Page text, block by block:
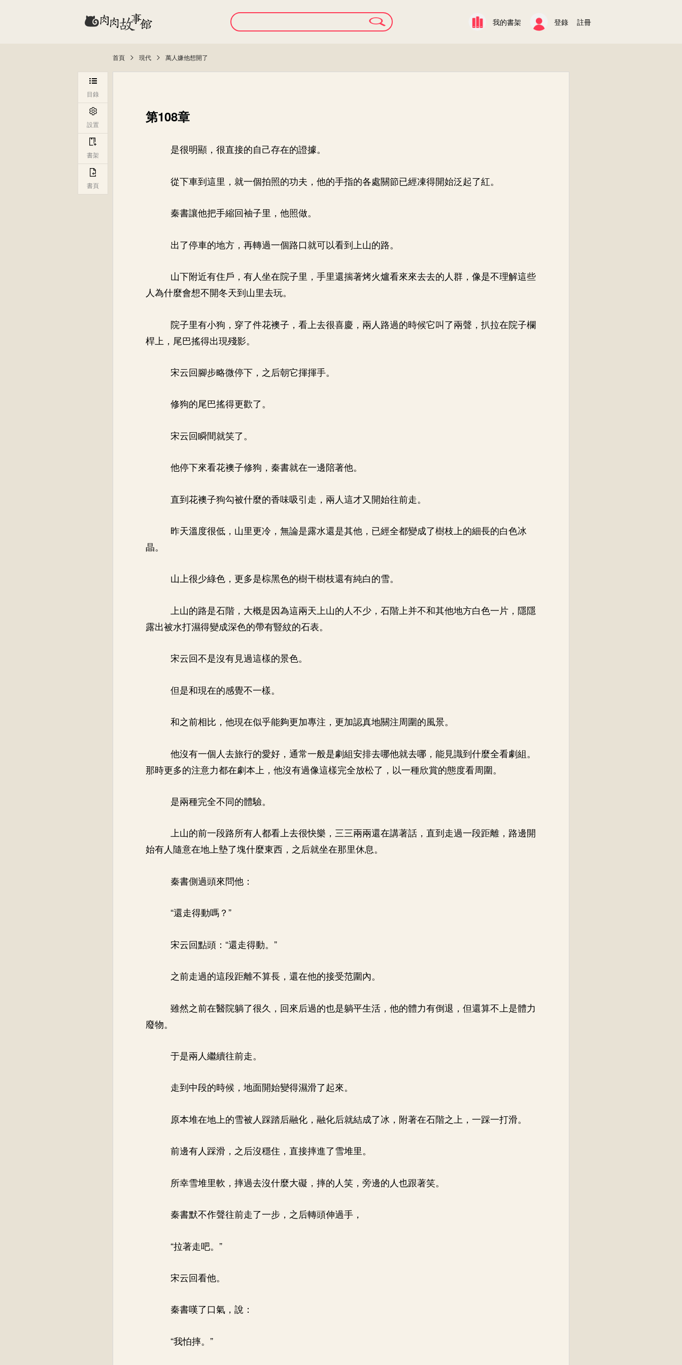
我的書架 登錄 註冊
首頁 現代 萬人嫌他想開了
目錄
設置
書架
書頁
第108章
是很明顯，很直接的自己存在的證據。
從下車到這里，就一個拍照的功夫，他的手指的各處關節已經凍得開始泛起了紅。
秦書讓他把手縮回袖子里，他照做。
出了停車的地方，再轉過一個路口就可以看到上山的路。
山下附近有住戶，有人坐在院子里，手里還揣著烤火爐看來來去去的人群，像是不理解這些
人為什麼會想不開冬天到山里去玩。
院子里有小狗，穿了件花襖子，看上去很喜慶，兩人路過的時候它叫了兩聲，扒拉在院子欄
桿上，尾巴搖得出現殘影。
宋云回腳步略微停下，之后朝它揮揮手。
修狗的尾巴搖得更歡了。
宋云回瞬間就笑了。
他停下來看花襖子修狗，秦書就在一邊陪著他。
直到花襖子狗勾被什麼的香味吸引走，兩人這才又開始往前走。
昨天溫度很低，山里更冷，無論是露水還是其他，已經全都變成了樹枝上的細長的白色冰
晶。
山上很少綠色，更多是棕黑色的樹干樹枝還有純白的雪。
上山的路是石階，大概是因為這兩天上山的人不少，石階上并不和其他地方白色一片，隱隱
露出被水打濕得變成深色的帶有豎紋的石表。
宋云回不是沒有見過這樣的景色。
但是和現在的感覺不一樣。
和之前相比，他現在似乎能夠更加專注，更加認真地關注周圍的風景。
他沒有一個人去旅行的愛好，通常一般是劇組安排去哪他就去哪，能見識到什麼全看劇組。
那時更多的注意力都在劇本上，他沒有過像這樣完全放松了，以一種欣賞的態度看周圍。
是兩種完全不同的體驗。
上山的前一段路所有人都看上去很快樂，三三兩兩還在講著話，直到走過一段距離，路邊開
始有人隨意在地上墊了塊什麼東西，之后就坐在那里休息。
秦書側過頭來問他：
“還走得動嗎？”
宋云回點頭：“還走得動。”
之前走過的這段距離不算長，還在他的接受范圍內。
雖然之前在醫院躺了很久，回來后過的也是躺平生活，他的體力有倒退，但還算不上是體力
廢物。
于是兩人繼續往前走。
走到中段的時候，地面開始變得濕滑了起來。
原本堆在地上的雪被人踩踏后融化，融化后就結成了冰，附著在石階之上，一踩一打滑。
前邊有人踩滑，之后沒穩住，直接摔進了雪堆里。
所幸雪堆里軟，摔過去沒什麼大礙，摔的人笑，旁邊的人也跟著笑。
秦書默不作聲往前走了一步，之后轉頭伸過手，
“拉著走吧。”
宋云回看他。
秦書嘆了口氣，說：
“我怕摔。”